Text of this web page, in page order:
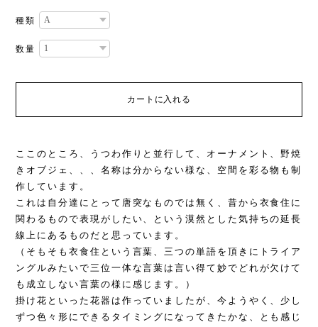
種類
数量
カートに入れる
ここのところ、うつわ作りと並行して、オーナメント、野焼
きオブジェ、、、名称は分からない様な、空間を彩る物も制
作しています。
これは自分達にとって唐突なものでは無く、昔から衣食住に
関わるもので表現がしたい、という漠然とした気持ちの延長
線上にあるものだと思っています。
（そもそも衣食住という言葉、三つの単語を頂きにトライア
ングルみたいで三位一体な言葉は言い得て妙でどれが欠けて
も成立しない言葉の様に感じます。）
掛け花といった花器は作っていましたが、今ようやく、少し
ずつ色々形にできるタイミングになってきたかな、とも感じ